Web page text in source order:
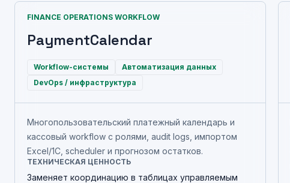
FINANCE OPERATIONS WORKFLOW
PaymentCalendar
Workflow-системы
Автоматизация данных
DevOps / инфраструктура
Многопользовательский платежный календарь и
кассовый workflow с ролями, audit logs, импортом
Excel/1С, scheduler и прогнозом остатков.
ТЕХНИЧЕСКАЯ ЦЕННОСТЬ
Заменяет координацию в таблицах управляемым